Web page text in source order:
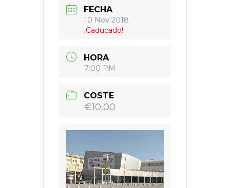
FECHA
10 Nov 2018
¡Caducado!
HORA
7:00 PM
COSTE
€10,00